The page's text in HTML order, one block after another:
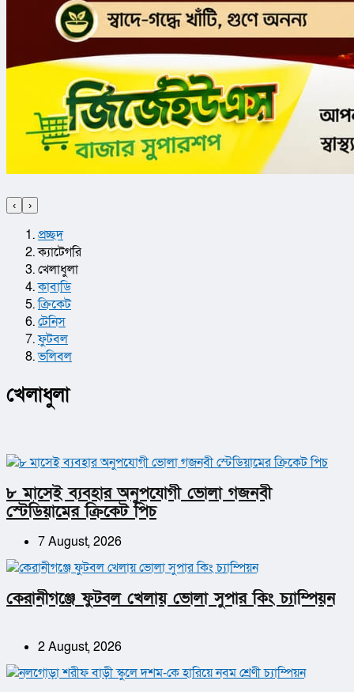
‹ ›
প্রচ্ছদ
ক্যাটেগরি
খেলাধুলা
কাবাডি
ক্রিকেট
টেনিস
ফুটবল
ভলিবল
খেলাধুলা
৮ মাসেই ব্যবহার অনুপযোগী ভোলা গজনবী
স্টেডিয়ামের ক্রিকেট পিচ
7 August, 2026
কেরানীগঞ্জে ফুটবল খেলায় ভোলা সুপার কিং চ্যাম্পিয়ন
2 August, 2026